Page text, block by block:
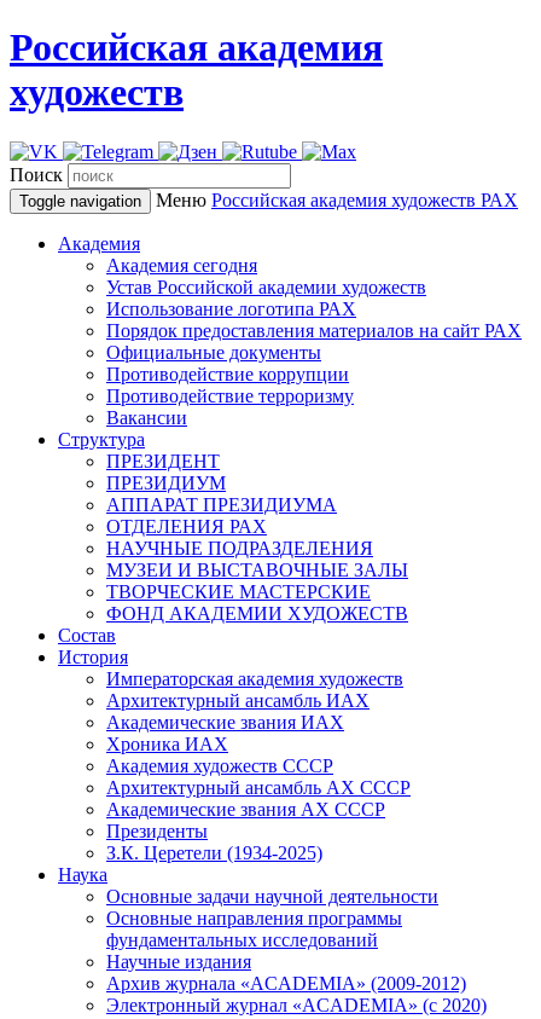
Российская академия
художеств
Поиск
Toggle navigation Меню Российская академия художеств РАХ
Академия
Академия сегодня
Устав Российской академии художеств
Использование логотипа РАХ
Порядок предоставления материалов на сайт РАХ
Официальные документы
Противодействие коррупции
Противодействие терроризму
Вакансии
Структура
ПРЕЗИДЕНТ
ПРЕЗИДИУМ
АППАРАТ ПРЕЗИДИУМА
ОТДЕЛЕНИЯ РАХ
НАУЧНЫЕ ПОДРАЗДЕЛЕНИЯ
МУЗЕИ И ВЫСТАВОЧНЫЕ ЗАЛЫ
ТВОРЧЕСКИЕ МАСТЕРСКИЕ
ФОНД АКАДЕМИИ ХУДОЖЕСТВ
Состав
История
Императорская академия художеств
Архитектурный ансамбль ИАХ
Академические звания ИАХ
Хроника ИАХ
Академия художеств СССР
Архитектурный ансамбль АХ СССР
Академические звания АХ СССР
Президенты
З.К. Церетели (1934-2025)
Наука
Основные задачи научной деятельности
Основные направления программы
фундаментальных исследований
Научные издания
Архив журнала «ACADEMIA» (2009-2012)
Электронный журнал «ACADEMIA» (с 2020)